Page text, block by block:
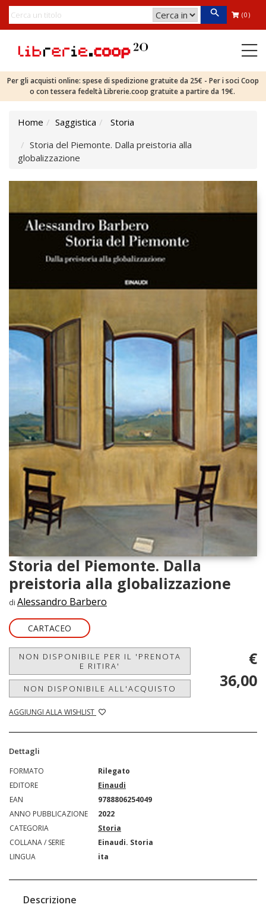
(0)
Per gli acquisti online: spese di spedizione gratuite da 25€ - Per i soci Coop
o con tessera fedeltà Librerie.coop gratuite a partire da 19€.
Home Saggistica
Storia
Storia del Piemonte. Dalla preistoria alla
globalizzazione
Storia del Piemonte. Dalla
preistoria alla globalizzazione
di Alessandro Barbero
CARTACEO
NON DISPONIBILE PER IL 'PRENOTA
E RITIRA'
NON DISPONIBILE ALL'ACQUISTO
AGGIUNGI ALLA WISHLIST
€
36,00
Dettagli
FORMATO
Rilegato
EDITORE
Einaudi
EAN
9788806254049
ANNO PUBBLICAZIONE
2022
CATEGORIA
Storia
COLLANA / SERIE
Einaudi. Storia
LINGUA
ita
Descrizione